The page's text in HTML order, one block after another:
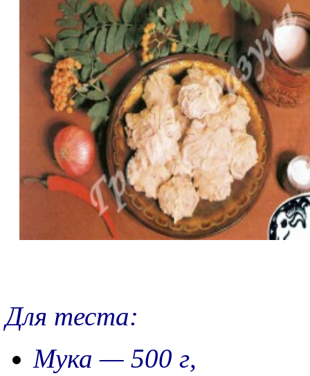
Для теста:
Мука — 500 г,